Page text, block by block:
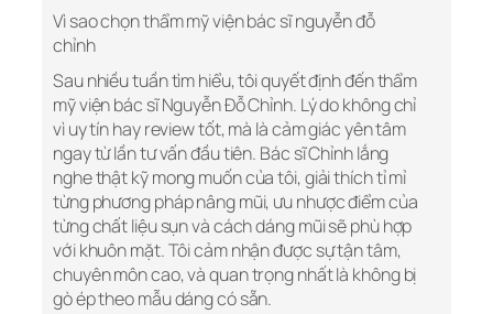
Vì sao chọn thẩm mỹ viện bác sĩ nguyễn đỗ
chỉnh
Sau nhiều tuần tìm hiểu, tôi quyết định đến thẩm
mỹ viện bác sĩ Nguyễn Đỗ Chỉnh. Lý do không chỉ
vì uy tín hay review tốt, mà là cảm giác yên tâm
ngay từ lần tư vấn đầu tiên. Bác sĩ Chỉnh lắng
nghe thật kỹ mong muốn của tôi, giải thích tỉ mỉ
từng phương pháp nâng mũi, ưu nhược điểm của
từng chất liệu sụn và cách dáng mũi sẽ phù hợp
với khuôn mặt. Tôi cảm nhận được sự tận tâm,
chuyên môn cao, và quan trọng nhất là không bị
gò ép theo mẫu dáng có sẵn.